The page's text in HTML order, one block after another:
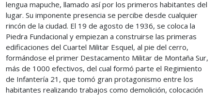
lengua mapuche, llamado así por los primeros habitantes del
lugar. Su imponente presencia se percibe desde cualquier
rincón de la ciudad. El 19 de agosto de 1936, se coloca la
Piedra Fundacional y empiezan a construirse las primeras
edificaciones del Cuartel Militar Esquel, al pie del cerro,
formándose el primer Destacamento Militar de Montaña Sur,
más de 1000 efectivos, del cual formó parte el Regimiento
de Infantería 21, que tomó gran protagonismo entre los
habitantes realizando trabajos como demolición, colocación